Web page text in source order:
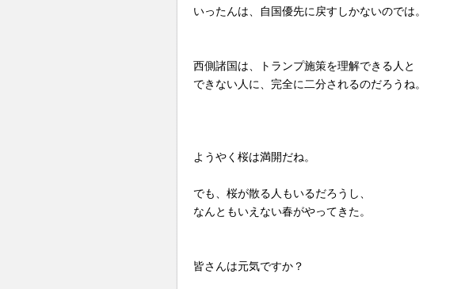
いったんは、自国優先に戻すしかないのでは。
西側諸国は、トランプ施策を理解できる人と
できない人に、完全に二分されるのだろうね。
ようやく桜は満開だね。
でも、桜が散る人もいるだろうし、
なんともいえない春がやってきた。
皆さんは元気ですか？